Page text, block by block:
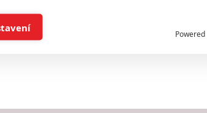
or access information on a device
Powered